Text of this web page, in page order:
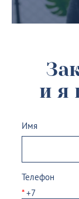
и я
Имя
Телефон
*+7